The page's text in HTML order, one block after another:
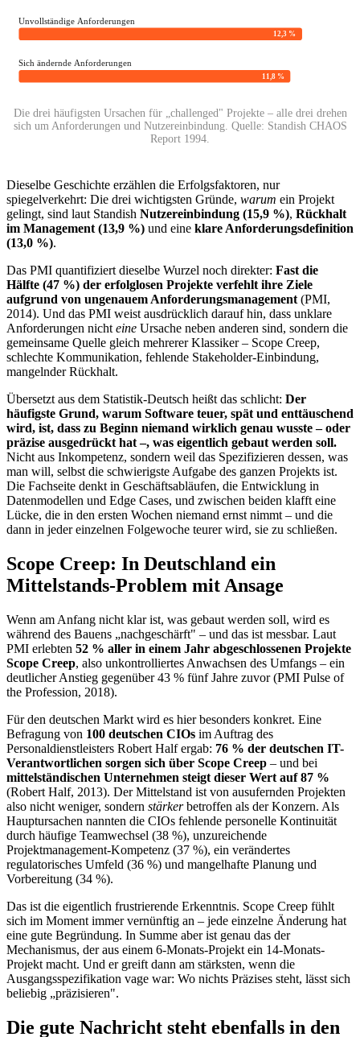
Unvollständige Anforderungen
12,3 %
Sich ändernde Anforderungen
11,8 %
Die drei häufigsten Ursachen für „challenged" Projekte – alle drei drehen
sich um Anforderungen und Nutzereinbindung. Quelle: Standish CHAOS
Report 1994.
Dieselbe Geschichte erzählen die Erfolgsfaktoren, nur
spiegelverkehrt: Die drei wichtigsten Gründe, warum ein Projekt
gelingt, sind laut Standish Nutzereinbindung (15,9 %), Rückhalt
im Management (13,9 %) und eine klare Anforderungsdefinition
(13,0 %).
Das PMI quantifiziert dieselbe Wurzel noch direkter: Fast die
Hälfte (47 %) der erfolglosen Projekte verfehlt ihre Ziele
aufgrund von ungenauem Anforderungsmanagement (PMI,
2014). Und das PMI weist ausdrücklich darauf hin, dass unklare
Anforderungen nicht eine Ursache neben anderen sind, sondern die
gemeinsame Quelle gleich mehrerer Klassiker – Scope Creep,
schlechte Kommunikation, fehlende Stakeholder-Einbindung,
mangelnder Rückhalt.
Übersetzt aus dem Statistik-Deutsch heißt das schlicht: Der
häufigste Grund, warum Software teuer, spät und enttäuschend
wird, ist, dass zu Beginn niemand wirklich genau wusste – oder
präzise ausgedrückt hat –, was eigentlich gebaut werden soll.
Nicht aus Inkompetenz, sondern weil das Spezifizieren dessen, was
man will, selbst die schwierigste Aufgabe des ganzen Projekts ist.
Die Fachseite denkt in Geschäftsabläufen, die Entwicklung in
Datenmodellen und Edge Cases, und zwischen beiden klafft eine
Lücke, die in den ersten Wochen niemand ernst nimmt – und die
dann in jeder einzelnen Folgewoche teurer wird, sie zu schließen.
Scope Creep: In Deutschland ein
Mittelstands-Problem mit Ansage
Wenn am Anfang nicht klar ist, was gebaut werden soll, wird es
während des Bauens „nachgeschärft" – und das ist messbar. Laut
PMI erlebten 52 % aller in einem Jahr abgeschlossenen Projekte
Scope Creep, also unkontrolliertes Anwachsen des Umfangs – ein
deutlicher Anstieg gegenüber 43 % fünf Jahre zuvor (PMI Pulse of
the Profession, 2018).
Für den deutschen Markt wird es hier besonders konkret. Eine
Befragung von 100 deutschen CIOs im Auftrag des
Personaldienstleisters Robert Half ergab: 76 % der deutschen IT-
Verantwortlichen sorgen sich über Scope Creep – und bei
mittelständischen Unternehmen steigt dieser Wert auf 87 %
(Robert Half, 2013). Der Mittelstand ist von ausufernden Projekten
also nicht weniger, sondern stärkerbetroffen als der Konzern. Als
Hauptursachen nannten die CIOs fehlende personelle Kontinuität
durch häufige Teamwechsel (38 %), unzureichende
Projektmanagement-Kompetenz (37 %), ein verändertes
regulatorisches Umfeld (36 %) und mangelhafte Planung und
Vorbereitung (34 %).
Das ist die eigentlich frustrierende Erkenntnis. Scope Creep fühlt
sich im Moment immer vernünftig an – jede einzelne Änderung hat
eine gute Begründung. In Summe aber ist genau das der
Mechanismus, der aus einem 6-Monats-Projekt ein 14-Monats-
Projekt macht. Und er greift dann am stärksten, wenn die
Ausgangsspezifikation vage war: Wo nichts Präzises steht, lässt sich
beliebig „präzisieren".
Die gute Nachricht steht ebenfalls in den